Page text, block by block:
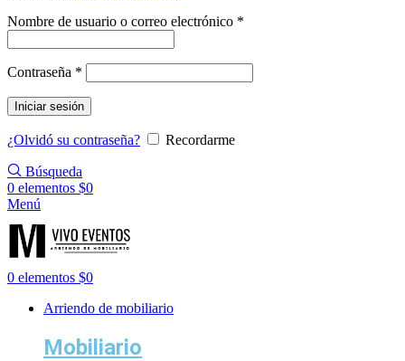
Nombre de usuario o correo electrónico *
Contraseña *
Iniciar sesión
¿Olvidó su contraseña? Recordarme
Búsqueda
0 elementos $0
Menú
0 elementos $0
Arriendo de mobiliario
Mobiliario